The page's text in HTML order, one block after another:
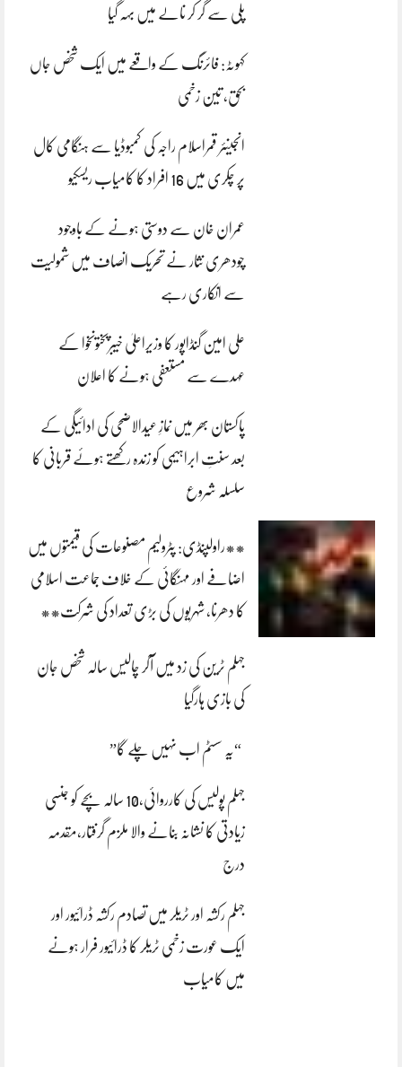
پلی سے گر کر نالے میں بہہ گیا
کہوٹہ: فائرنگ کے واقعے میں ایک شخص جاں
بحق، تین زخمی
انجینئر قمراسلام راجہ کی کمبوڈیا سے ہنگامی کال
پر چکری میں 16 افراد کا کامیاب ریسکیو
عمران خان سے دوستی ہونے کے باوجود
چودھری نثار نے تحریک انصاف میں شمولیت
سے انکاری رہے
علی امین گنڈاپور کا وزیراعلیٰ خیبرپختونخوا کے
عہدے سے مستعفی ہونے کا اعلان
پاکستان بھر میں نمازِ عیدالاضحی کی ادائیگی کے
بعد سنتِ ابراہیمی کو زندہ رکھتے ہوئے قربانی کا
سلسلہ شروع
**راولپنڈی: پٹرولیم مصنوعات کی قیمتوں میں
اضافے اور مہنگائی کے خلاف جماعت اسلامی
کا دھرنا، شہریوں کی بڑی تعداد کی شرکت**
جہلم ٹرین کی زد میں آکر چالیس سالہ شخص جان
کی بازی ہارگیا
“یہ سسٹم اب نہیں چلے گا”
جہلم پولیس کی کارروائی،10 سالہ بچے کو جنسی
زیادتی کا نشانہ بنانے والا ملزم گرفتار،مقدمہ
درج
جہلم رکشہ اور ٹریلر میں تصادم رکشہ ڈرائیور اور
ایک عورت زخمی ٹریلر کا ڈرائیور فرار ہونے
میں کامیاب